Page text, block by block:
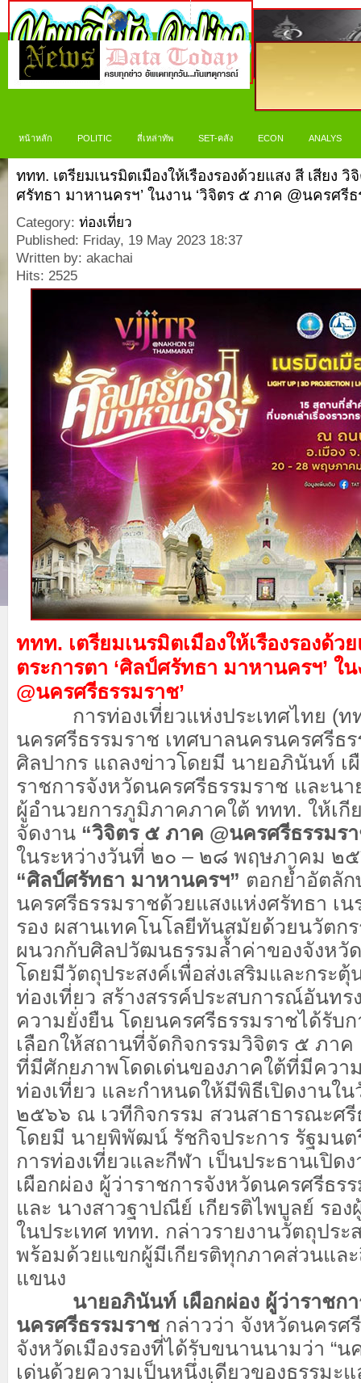
หน้าหลัก POLITIC สี่เหล่าทัพ SET-คลัง ECON ANALYS
ททท. เตรียมเนรมิตเมืองให้เรืองรองด้วยแสง สี เสียง วิ
ศรัทธา มาหานครฯ’ ในงาน ‘วิจิตร ๕ ภาค @นครศรีธ
Category: ท่องเที่ยว
Published: Friday, 19 May 2023 18:37
Written by: akachai
Hits: 2525
ททท. เตรียมเนรมิตเมืองให้เรืองรองด้ว
ตระการตา ‘ศิลป์ศรัทธา มาหานครฯ’ ใ
@นครศรีธรรมราช’
การท่องเที่ยวแห่งประเทศไทย (ท
นครศรีธรรมราช เทศบาลนครนครศรีธ
ศิลปากร แถลงข่าวโดยมี นายอภินันท์ เ
ราชการจังหวัดนครศรีธรรมราช และน
ผู้อำนวยการภูมิภาคภาคใต้ ททท. ให้เกี
จัดงาน “วิจิตร ๕ ภาค @นครศรีธรรมร
ในระหว่างวันที่ ๒๐ – ๒๘ พฤษภาคม ๒
“ศิลป์ศรัทธา มาหานครฯ” ตอกย้ำอัตลั
นครศรีธรรมราชด้วยแสงแห่งศรัทธา เน
รอง ผสานเทคโนโลยีทันสมัยด้วยนวัตกร
ผนวกกับศิลปวัฒนธรรมล้ำค่าของจังหวั
โดยมีวัตถุประสงค์เพื่อส่งเสริมและกระตุ้
ท่องเที่ยว สร้างสรรค์ประสบการณ์อันท
ความยั่งยืน โดยนครศรีธรรมราชได้รับ
เลือกให้สถานที่จัดกิจกรรมวิจิตร ๕ ภาค
ที่มีศักยภาพโดดเด่นของภาคใต้ที่มีควา
ท่องเที่ยว และกำหนดให้มีพิธีเปิดงานใ
๒๕๖๖ ณ เวทีกิจกรรม สวนสาธารณะศรี
โดยมี นายพิพัฒน์ รัชกิจประการ รัฐมนต
การท่องเที่ยวและกีฬา เป็นประธานเปิ
เผือกผ่อง ผู้ว่าราชการจังหวัดนครศรีธร
และ นางสาวฐาปณีย์ เกียรติไพบูลย์ รอ
ในประเทศ ททท. กล่าวรายงานวัตถุประ
พร้อมด้วยแขกผู้มีเกียรติทุกภาคส่วนแล
แขนง
นายอภินันท์ เผือกผ่อง ผู้ว่าราชกา
นครศรีธรรมราช กล่าวว่า จังหวัดนครศ
จังหวัดเมืองรองที่ได้รับขนานนามว่า “น
เด่นด้วยความเป็นหนึ่งเดียวของธรรมะ